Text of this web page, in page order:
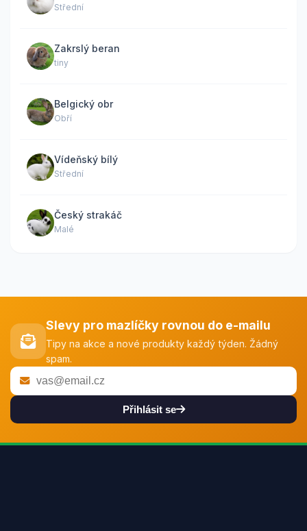
Střední
Zakrslý beran
tiny
Belgický obr
Obří
Vídeňský bílý
Střední
Český strakáč
Malé
Slevy pro mazlíčky rovnou do e-mailu
Tipy na akce a nové produkty každý týden. Žádný
spam.
Přihlásit se